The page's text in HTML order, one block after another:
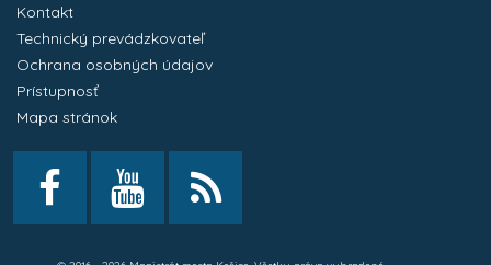
Kontakt
Technický prevádzkovateľ
Ochrana osobných údajov
Prístupnosť
Mapa stránok